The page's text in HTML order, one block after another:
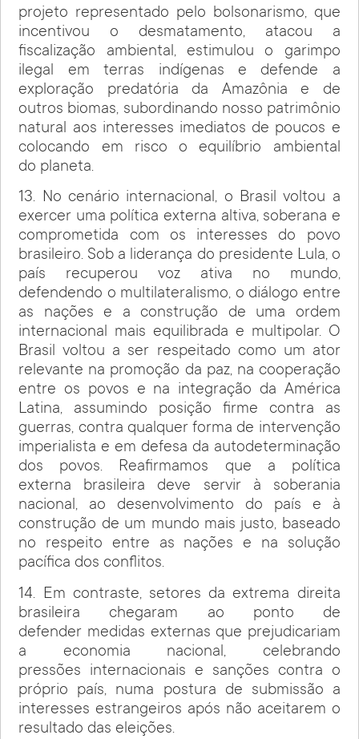
projeto representado pelo bolsonarismo, que
incentivou o desmatamento, atacou a
fiscalização ambiental, estimulou o garimpo
ilegal em terras indígenas e defende a
exploração predatória da Amazônia e de
outros biomas, subordinando nosso patrimônio
natural aos interesses imediatos de poucos e
colocando em risco o equilíbrio ambiental
do planeta.
13. No cenário internacional, o Brasil voltou a
exercer uma política externa altiva, soberana e
comprometida com os interesses do povo
brasileiro. Sob a liderança do presidente Lula, o
país recuperou voz ativa no mundo,
defendendo o multilateralismo, o diálogo entre
as nações e a construção de uma ordem
internacional mais equilibrada e multipolar. O
Brasil voltou a ser respeitado como um ator
relevante na promoção da paz, na cooperação
entre os povos e na integração da América
Latina, assumindo posição firme contra as
guerras, contra qualquer forma de intervenção
imperialista e em defesa da autodeterminação
dos povos. Reafirmamos que a política
externa brasileira deve servir à soberania
nacional, ao desenvolvimento do país e à
construção de um mundo mais justo, baseado
no respeito entre as nações e na solução
pacífica dos conflitos.
14. Em contraste, setores da extrema direita
brasileira chegaram ao ponto de
defender medidas externas que prejudicariam
a economia nacional, celebrando
pressões internacionais e sanções contra o
próprio país, numa postura de submissão a
interesses estrangeiros após não aceitarem o
resultado das eleições.